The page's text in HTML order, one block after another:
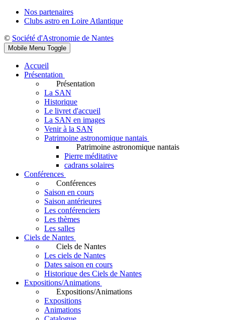
Nos partenaires
Clubs astro en Loire Atlantique
© Société d'Astronomie de Nantes
Mobile Menu Toggle
Accueil
Présentation
Présentation
La SAN
Historique
Le livret d'accueil
La SAN en images
Venir à la SAN
Patrimoine astronomique nantais
Patrimoine astronomique nantais
Pierre méditative
cadrans solaires
Conférences
Conférences
Saison en cours
Saison antérieures
Les conférenciers
Les thèmes
Les salles
Ciels de Nantes
Ciels de Nantes
Les ciels de Nantes
Dates saison en cours
Historique des Ciels de Nantes
Expositions/Animations
Expositions/Animations
Expositions
Animations